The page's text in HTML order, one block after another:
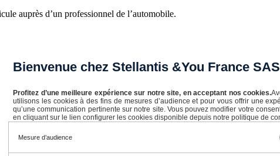
auprès d’un professionnel de l’automobile.
Bienvenue chez Stellantis &You France SAS
Profitez d’une meilleure expérience sur notre site, en acceptant nos cookies.
utilisons les cookies à des fins de mesures d’audience et pour vous offrir une
qu’une communication pertinente sur notre site. Vous pouvez modifier votre
en cliquant sur le lien configurer les cookies disponible depuis notre politique de
Mesure d’audience